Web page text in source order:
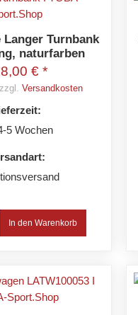
Turnbank
naturfarben
€ *
Versandkosten
5 Wochen